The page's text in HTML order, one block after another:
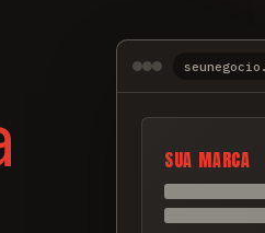
SUA MARCA